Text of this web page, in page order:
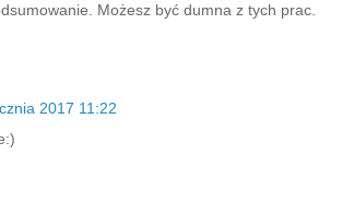
Możesz być dumna z tych prac.
2017 11:22